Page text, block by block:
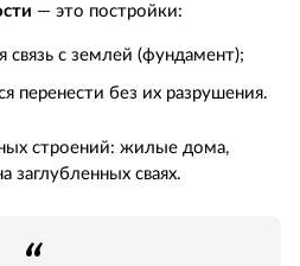
— это постройки:
связь с землей (фундамент);
перенести без их разрушения.
строений: жилые дома,
заглубленных сваях.